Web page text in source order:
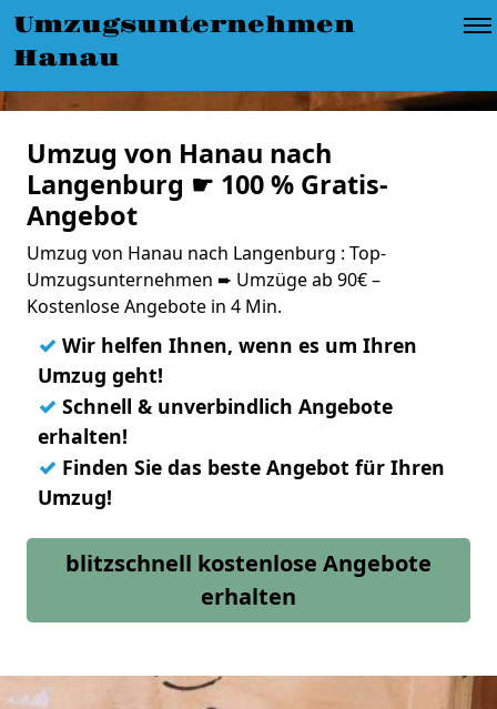
Umzugsunternehmen
Hanau
Umzug von Hanau nach
Langenburg ☛ 100 % Gratis-
Angebot
Umzug von Hanau nach Langenburg : Top-
Umzugsunternehmen ➨ Umzüge ab 90€ –
Kostenlose Angebote in 4 Min.
✓ Wir helfen Ihnen, wenn es um Ihren
Umzug geht!
✓ Schnell & unverbindlich Angebote
erhalten!
✓ Finden Sie das beste Angebot für Ihren
Umzug!
blitzschnell kostenlose Angebote
erhalten